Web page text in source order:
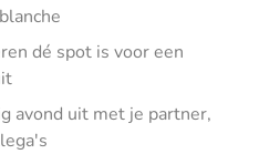
dé spot is voor een
avond uit met je partner,